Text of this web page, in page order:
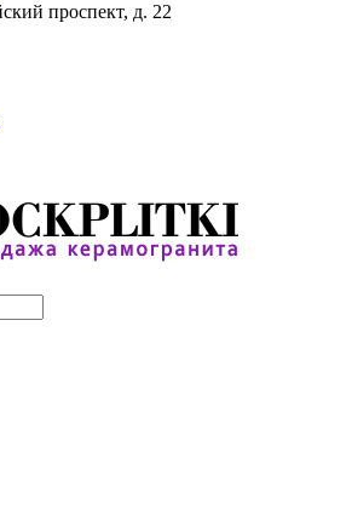
проспект, д. 22